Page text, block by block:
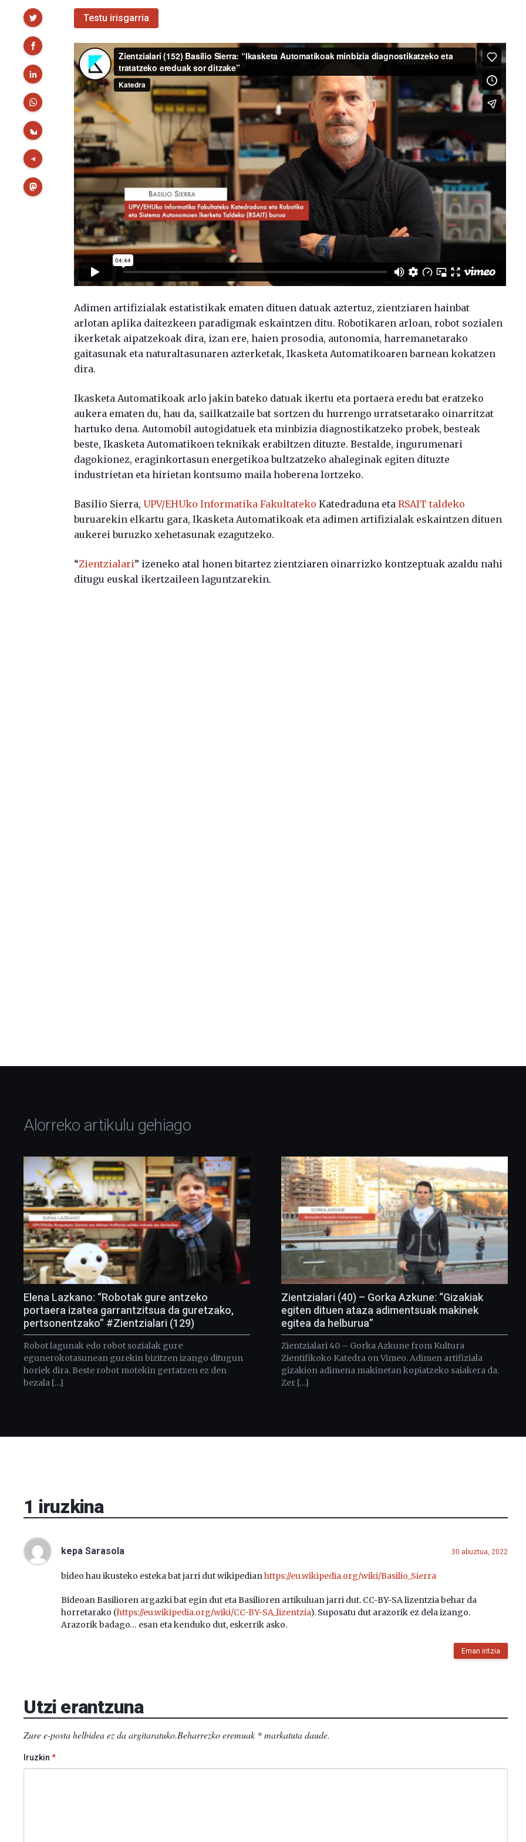
Testu irisgarria
Adimen artifizialak estatistikak ematen dituen datuak aztertuz, zientziaren hainbat
arlotan aplika daitezkeen paradigmak eskaintzen ditu. Robotikaren arloan, robot sozialen
ikerketak aipatzekoak dira, izan ere, haien prosodia, autonomia, harremanetarako
gaitasunak eta naturaltasunaren azterketak, Ikasketa Automatikoaren barnean kokatzen
dira.
Ikasketa Automatikoak arlo jakin bateko datuak ikertu eta portaera eredu bat eratzeko
aukera ematen du, hau da, sailkatzaile bat sortzen du hurrengo urratsetarako oinarritzat
hartuko dena. Automobil autogidatuek eta minbizia diagnostikatzeko probek, besteak
beste, Ikasketa Automatikoen teknikak erabiltzen dituzte. Bestalde, ingurumenari
dagokionez, eraginkortasun energetikoa bultzatzeko ahaleginak egiten dituzte
industrietan eta hirietan kontsumo maila hoberena lortzeko.
Basilio Sierra, UPV/EHUko Informatika Fakultateko Katedraduna etaRSAIT taldeko
buruarekin elkartu gara, Ikasketa Automatikoak eta adimen artifizialak eskaintzen dituen
aukerei buruzko xehetasunak ezagutzeko.
“Zientzialari” izeneko atal honen bitartez zientziaren oinarrizko kontzeptuak azaldu nahi
ditugu euskal ikertzaileen laguntzarekin.
Partekatu
Alorreko artikulu gehiago
Elena Lazkano: “Robotak gure antzeko
portaera izatea garrantzitsua da guretzako,
pertsonentzako” #Zientzialari (129)
Robot lagunak edo robot sozialak gure
egunerokotasunean gurekin bizitzen izango ditugun
horiek dira. Beste robot motekin gertatzen ez den
bezala […]
Zientzialari (40) – Gorka Azkune: “Gizakiak
egiten dituen ataza adimentsuak makinek
egitea da helburua”
Zientzialari 40 – Gorka Azkune from Kultura
Zientifikoko Katedra on Vimeo. Adimen artifiziala
gizakion adimena makinetan kopiatzeko saiakera da.
Zer […]
1 iruzkina
kepa Sarasola 30 abuztua, 2022
bideo hau ikusteko esteka bat jarri dut wikipedianhttps://eu.wikipedia.org/wiki/Basilio_Sierra
Bideoan Basilioren argazki bat egin dut eta Basilioren artikuluan jarri dut. CC-BY-SA lizentzia behar da
horretarako (https://eu.wikipedia.org/wiki/CC-BY-SA_lizentzia). Suposatu dut arazorik ez dela izango.
Arazorik badago… esan eta kenduko dut, eskerrik asko.
Eman iritzia
Utzi erantzuna
Zure e-posta helbidea ez da argitaratuko.Beharrezko eremuak *markatuta daude.
Iruzkin*